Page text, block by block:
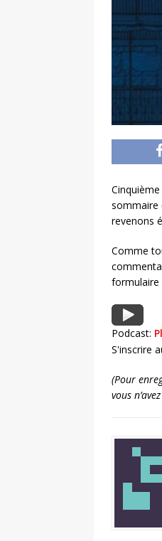
sommaire
revenons
Comme
formulaire
Podcast:
S'inscrire
(Pour
vous